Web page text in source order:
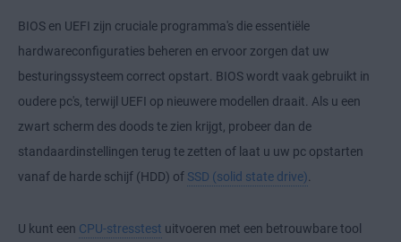
BIOS en UEFI zijn cruciale programma's die essentiële
hardwareconfiguraties beheren en ervoor zorgen dat uw
besturingssysteem correct opstart. BIOS wordt vaak gebruikt in
oudere pc's, terwijl UEFI op nieuwere modellen draait. Als u een
zwart scherm des doods te zien krijgt, probeer dan de
standaardinstellingen terug te zetten of laat u uw pc opstarten
vanaf de harde schijf (HDD) of SSD (solid state drive).
U kunt een CPU-stresstest uitvoeren met een betrouwbare tool